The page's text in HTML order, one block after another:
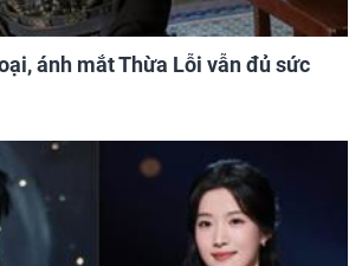
ánh mắt Thừa Lỗi vẫn đủ sức